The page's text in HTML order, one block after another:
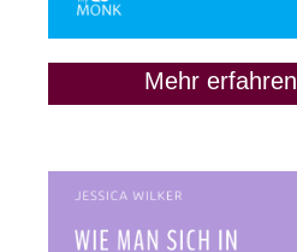
Mehr erfahren